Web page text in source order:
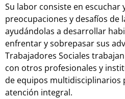
Su labor consiste en escuchar
preocupaciones y desafíos de
ayudándolas a desarrollar
enfrentar y sobrepasar sus
Trabajadores Sociales
con otros profesionales y
de equipos multidisciplinarios
atención integral.